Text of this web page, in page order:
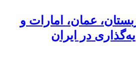
عمان، امارات و
در ایران